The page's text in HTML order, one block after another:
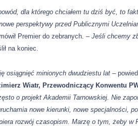
dla którego chciałem tu dziś być, to
perspektywy przed Publicznymi
Premier do zebranych.– Jeśli chcemy
na koniec.
osiągnięć minionych dwudziestu lat–
Wiatr, Przewodniczący Konwentu
o projekt Akademii Tarnowskiej. Nie
nowe kierunki, nowe specjalności,
rozwój czasopism.Marzę o tym, żeby w